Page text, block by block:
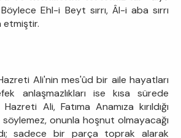
Ehl-i Beyt sırrı, Âl-i aba sırrı
etmiştir.
Ali'nin mes'ûd bir aile hayatları
anlaşmazlıkları ise kısa sürede
Ali, Fatıma Anamıza kırıldığı
onunla hoşnut olmayacağı
sadece bir parça toprak alarak